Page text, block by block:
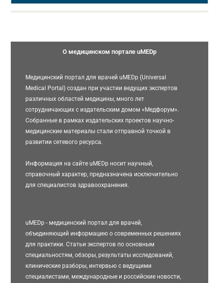
О медицинском портале uMEDp
Медицинский портал для врачей uMEDp (Universal
Medical Portal) создан при участии ведущих экспертов
различных областей медицины, много лет
сотрудничающих с издательским домом «Медфорум».
Собранные в рамках издательских проектов научно-
медицинские материалы стали отправной точкой в
развитии сетевого ресурса.
Информация на сайте uMEDp носит научный,
справочный характер, предназначена исключительно
для специалистов здравоохранения.
uMEDp - медицинский портал для врачей,
объединяющий информацию о современных решениях
для практики. Статьи экспертов по основным
специальностям, обзоры, результаты исследований,
клинические разборы, интервью с ведущими
специалистами, международные и российские новости,